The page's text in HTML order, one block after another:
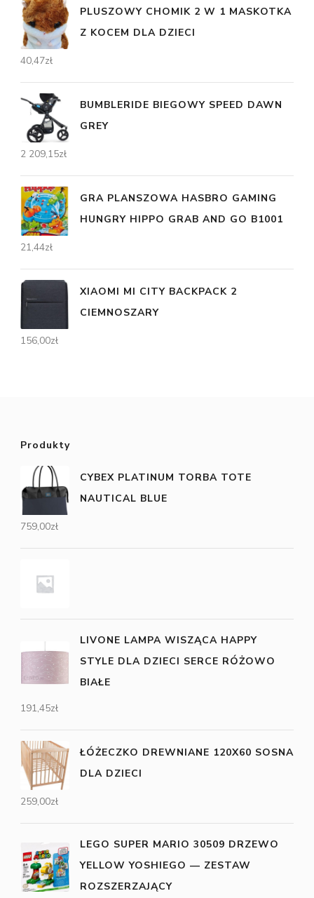
PLUSZOWY CHOMIK 2 W 1 MASKOTKA
Z KOCEM DLA DZIECI
40,47zł
BUMBLERIDE BIEGOWY SPEED DAWN
GREY
2 209,15zł
GRA PLANSZOWA HASBRO GAMING
HUNGRY HIPPO GRAB AND GO B1001
21,44zł
XIAOMI MI CITY BACKPACK 2
CIEMNOSZARY
156,00zł
Produkty
CYBEX PLATINUM TORBA TOTE
NAUTICAL BLUE
759,00zł
LIVONE LAMPA WISZĄCA HAPPY
STYLE DLA DZIECI SERCE RÓŻOWO
BIAŁE
191,45zł
ŁÓŻECZKO DREWNIANE 120X60 SOSNA
DLA DZIECI
259,00zł
LEGO SUPER MARIO 30509 DRZEWO
YELLOW YOSHIEGO — ZESTAW
ROZSZERZAJĄCY